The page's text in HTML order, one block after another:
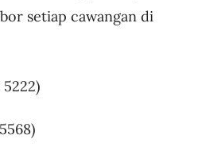
setiap cawangan di